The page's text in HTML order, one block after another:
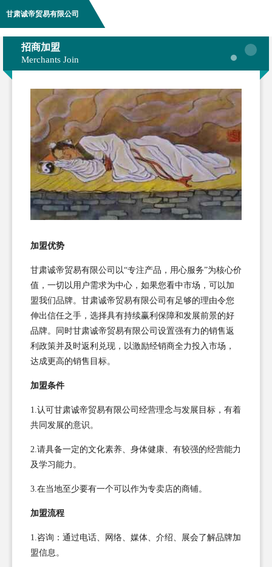
甘肃诚帝贸易有限公司
招商加盟
Merchants Join
加盟优势
甘肃诚帝贸易有限公司以“专注产品，用心服务”为核心价
值，一切以用户需求为中心，如果您看中市场，可以加
盟我们品牌。甘肃诚帝贸易有限公司有足够的理由令您
伸出信任之手，选择具有持续赢利保障和发展前景的好
品牌。同时甘肃诚帝贸易有限公司设置强有力的销售返
利政策并及时返利兑现，以激励经销商全力投入市场，
达成更高的销售目标。
加盟条件
1.认可甘肃诚帝贸易有限公司经营理念与发展目标，有着
共同发展的意识。
2.请具备一定的文化素养、身体健康、有较强的经营能力
及学习能力。
3.在当地至少要有一个可以作为专卖店的商铺。
加盟流程
1.咨询：通过电话、网络、媒体、介绍、展会了解品牌加
盟信息。